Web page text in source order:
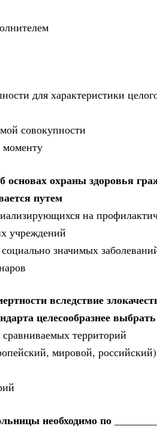
для характеристики
совокупности
моменту
основах охраны здоровья
путем
на
учреждений
значимых
вследствие
целесообразнее выбрать
территорий
мировой,
необходимо по